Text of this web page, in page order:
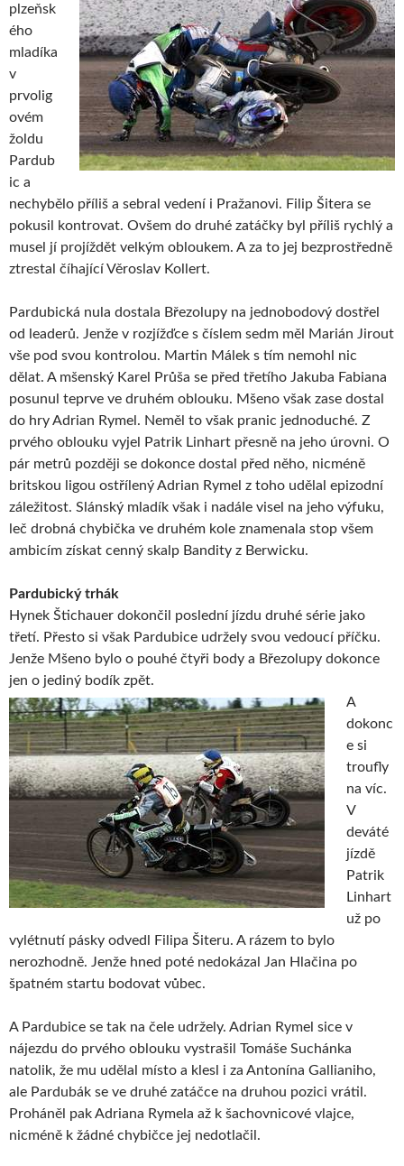
plzeňsk
ého
mladíka
v
prvolig
ovém
žoldu
Pardub
ic a
nechybělo příliš a sebral vedení i Pražanovi. Filip Šitera se
pokusil kontrovat. Ovšem do druhé zatáčky byl příliš rychlý a
musel jí projíždět velkým obloukem. A za to jej bezprostředně
ztrestal číhající Věroslav Kollert.
Pardubická nula dostala Březolupy na jednobodový dostřel
od leaderů. Jenže v rozjížďce s číslem sedm měl Marián Jirout
vše pod svou kontrolou. Martin Málek s tím nemohl nic
dělat. A mšenský Karel Průša se před třetího Jakuba Fabiana
posunul teprve ve druhém oblouku. Mšeno však zase dostal
do hry Adrian Rymel. Neměl to však pranic jednoduché. Z
prvého oblouku vyjel Patrik Linhart přesně na jeho úrovni. O
pár metrů později se dokonce dostal před něho, nicméně
britskou ligou ostřílený Adrian Rymel z toho udělal epizodní
záležitost. Slánský mladík však i nadále visel na jeho výfuku,
leč drobná chybička ve druhém kole znamenala stop všem
ambicím získat cenný skalp Bandity z Berwicku.
Pardubický trhák
Hynek Štichauer dokončil poslední jízdu druhé série jako
třetí. Přesto si však Pardubice udržely svou vedoucí příčku.
Jenže Mšeno bylo o pouhé čtyři body a Březolupy dokonce
jen o jediný bodík zpět.
A
dokonc
e si
troufly
na víc.
V
deváté
jízdě
Patrik
Linhart
už po
vylétnutí pásky odvedl Filipa Šiteru. A rázem to bylo
nerozhodně. Jenže hned poté nedokázal Jan Hlačina po
špatném startu bodovat vůbec.
A Pardubice se tak na čele udržely. Adrian Rymel sice v
nájezdu do prvého oblouku vystrašil Tomáše Suchánka
natolik, že mu udělal místo a klesl i za Antonína Gallianiho,
ale Pardubák se ve druhé zatáčce na druhou pozici vrátil.
Proháněl pak Adriana Rymela až k šachovnicové vlajce,
nicméně k žádné chybičce jej nedotlačil.